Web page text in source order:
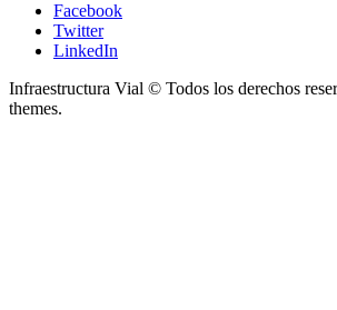
Facebook
Twitter
LinkedIn
Infraestructura Vial © Todos los derechos
themes.